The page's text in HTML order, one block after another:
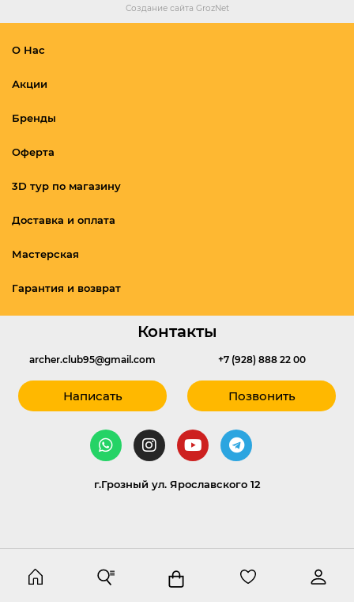
Создание сайта GrozNet
О Нас
Акции
Бренды
Оферта
3D тур по магазину
Доставка и оплата
Мастерская
Гарантия и возврат
Контакты
archer.club95@gmail.com
Написать
+7 (928) 888 22 00
Позвонить
г.Грозный ул. Ярославского 12